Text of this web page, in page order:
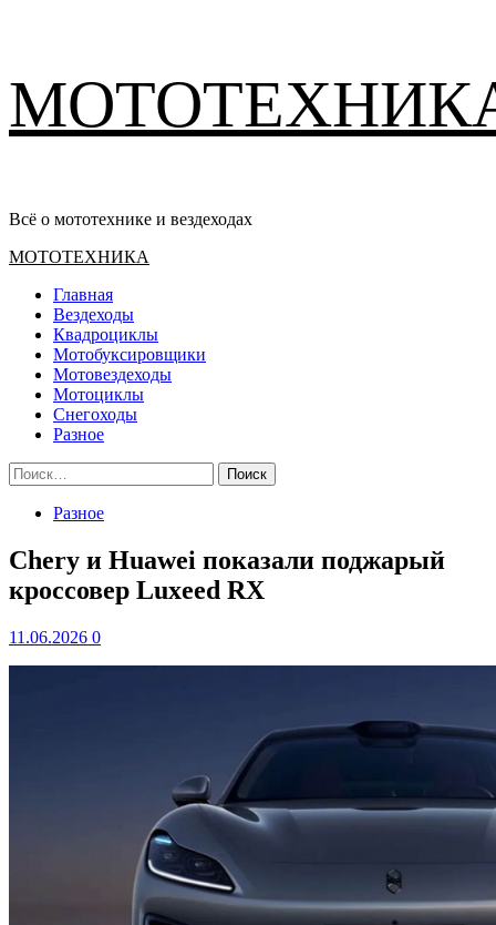
содержимому
Всё о мототехнике и вездеходах
Основное
МОТОТЕХНИКА
Главная
Вездеходы
Квадроциклы
Мотобуксировщики
Мотовездеходы
Мотоциклы
Снегоходы
Разное
Найти:
Разное
Chery и Huawei показали поджарый
кроссовер Luxeed RX
11.06.2026 0